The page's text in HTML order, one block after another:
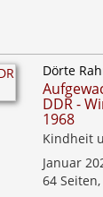
Dörte
DDR -
1968
Kindheit
Januar
64